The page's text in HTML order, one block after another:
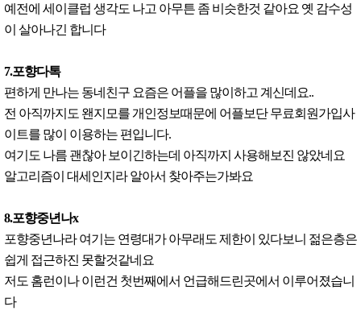
예전에 세이클럽 생각도 나고 아무튼 좀 비슷한것 같아요 옛 감수성
이 살아나긴 합니다
7.포향다톡
편하게 만나는 동네친구 요즘은 어플을 많이하고 계신데요..
전 아직까지도 왠지모를 개인정보때문에 어플보단 무료회원가입사
이트를 많이 이용하는 편입니다.
여기도 나름 괜찮아 보이긴하는데 아직까지 사용해보진 않았네요
알고리즘이 대세인지라 알아서 찾아주는가봐요
8.포향중년나x
포향중년나라 여기는 연령대가 아무래도 제한이 있다보니 젊은층은
쉽게 접근하진 못할것같네요
저도 홈런이나 이런건 첫번째에서 언급해드린곳에서 이루어졌습니
다